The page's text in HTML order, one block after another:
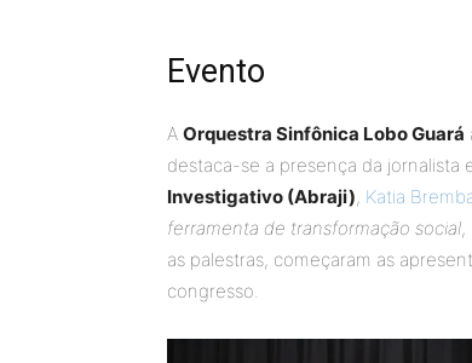
Evento
A Orquestra Sinfônica Lobo Guará
destaca-se a presença da jornalista
Investigativo (Abraji), Katia
ferramenta de transformação social,
as palestras, começaram as
congresso.